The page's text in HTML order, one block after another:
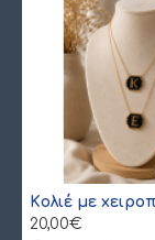
20,00€